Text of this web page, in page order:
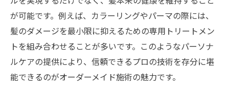
が可能です。例えば、カラーリングやパーマの際には、
髪のダメージを最小限に抑えるための専用トリートメン
トを組み合わせることが多いです。このようなパーソナ
ルケアの提供により、信頼できるプロの技術を存分に堪
能できるのがオーダーメイド施術の魅力です。